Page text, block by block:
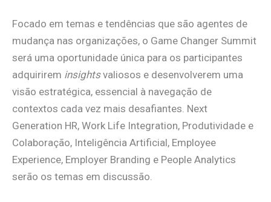
Focado em temas e tendências que são agentes de
mudança nas organizações, o Game Changer Summit
será uma oportunidade única para os participantes
adquirirem insightsvaliosos e desenvolverem uma
visão estratégica, essencial à navegação de
contextos cada vez mais desafiantes. Next
Generation HR, Work Life Integration, Produtividade e
Colaboração, Inteligência Artificial, Employee
Experience, Employer Branding e People Analytics
serão os temas em discussão.